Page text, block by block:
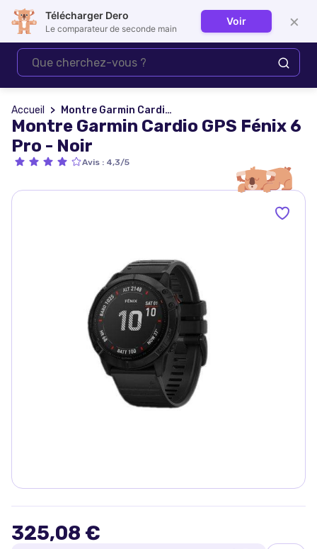
Se connecter
Accueil Montre Garmin Cardio GPS Fénix 6 Pro - Noir
Montre Garmin Cardio GPS Fénix 6
Pro - Noir
Avis : 4,3/5
325,08 €
Télécharger Dero
Le comparateur de seconde main
Voir ×